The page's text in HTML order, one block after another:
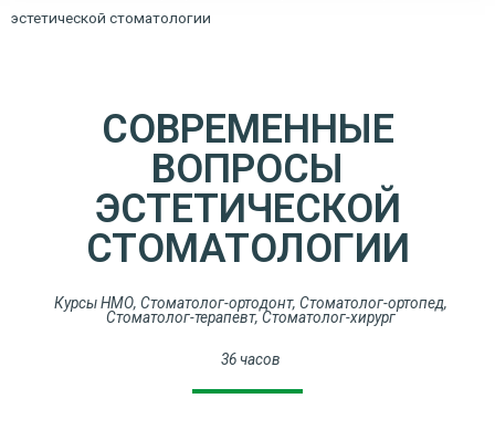
эстетической стоматологии
СОВРЕМЕННЫЕ
ВОПРОСЫ
ЭСТЕТИЧЕСКОЙ
СТОМАТОЛОГИИ
Курсы НМО, Стоматолог-ортодонт, Стоматолог-ортопед,
Стоматолог-терапевт,Стоматолог-хирург
36 часов